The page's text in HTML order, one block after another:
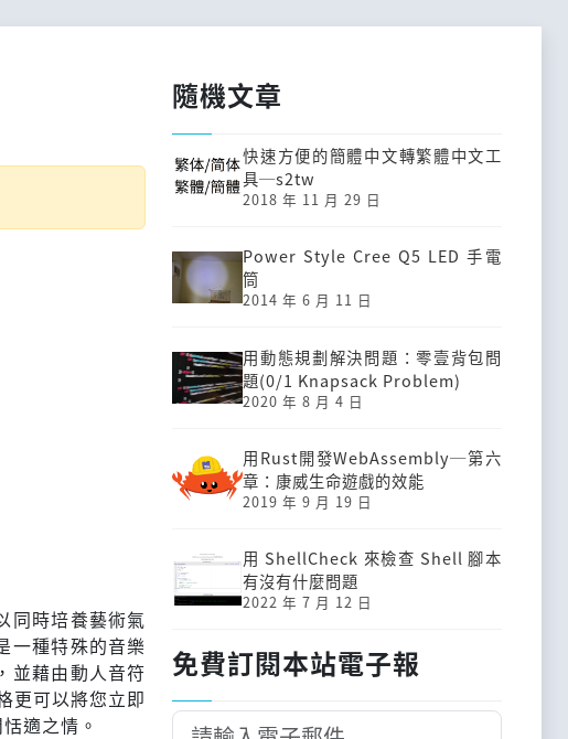
同時培養藝術氣
一種特殊的音樂
並藉由動人音符
更可以將您立即
適之情。
隨機文章
快速方便的簡體中文轉繁體中文工
具─s2tw
2018 年 11 月 29 日
Power Style Cree Q5 LED 手電
筒
2014 年 6 月 11 日
用動態規劃解決問題：零壹背包問
題(0/1 Knapsack Problem)
2020 年 8 月 4 日
用Rust開發Web­Assembly─第六
章：康威生命遊戲的效能
2019 年 9 月 19 日
用 ShellCheck 來檢查 Shell 腳本
有沒有什麼問題
2022 年 7 月 12 日
免費訂閱本站電子報